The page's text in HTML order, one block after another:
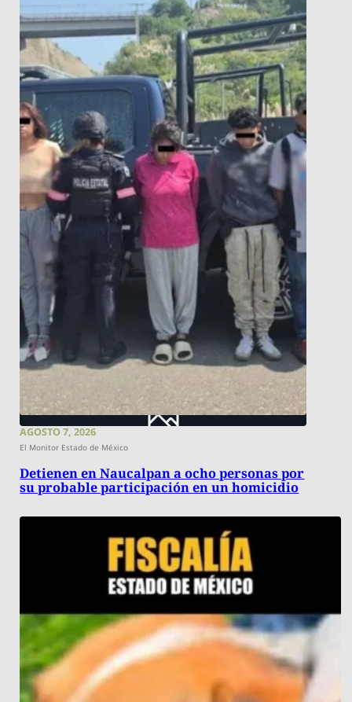
AGOSTO 7, 2026
El Monitor Estado de México
Detienen en Naucalpan a ocho personas por
su probable participación en un homicidio